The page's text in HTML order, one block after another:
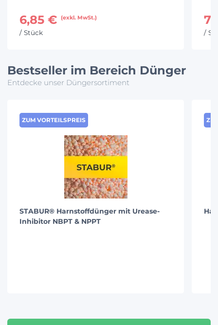
6,85 € (exkl. MwSt.)
/ Stück /
Bestseller im Bereich Dünger
Entdecke unser Düngersortiment
ZUM VORTEILSPREIS
STABUR® Harnstoffdünger mit Urease-
Inhibitor NBPT & NPPT